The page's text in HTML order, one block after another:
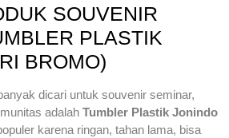
SOUVENIR
PLASTIK
BROMO)
dicari untuk souvenir seminar,
adalah Tumbler Plastik Jonindo
karena ringan, tahan lama, bisa